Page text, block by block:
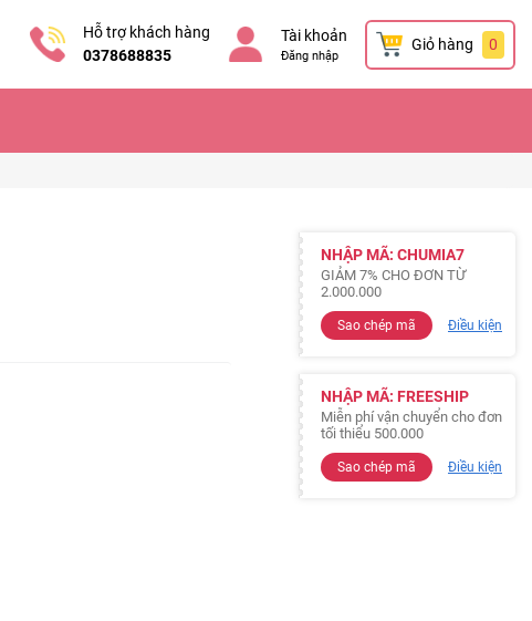
Hỗ trợ khách hàng
0378688835
Tài khoản
Đăng nhập
Giỏ hàng 0
NHẬP MÃ: CHUMIA7
GIẢM 7% CHO ĐƠN TỪ
2.000.000
Sao chép mã Điều kiện
NHẬP MÃ: FREESHIP
Miễn phí vận chuyển cho đơn
tối thiểu 500.000
Sao chép mã Điều kiện